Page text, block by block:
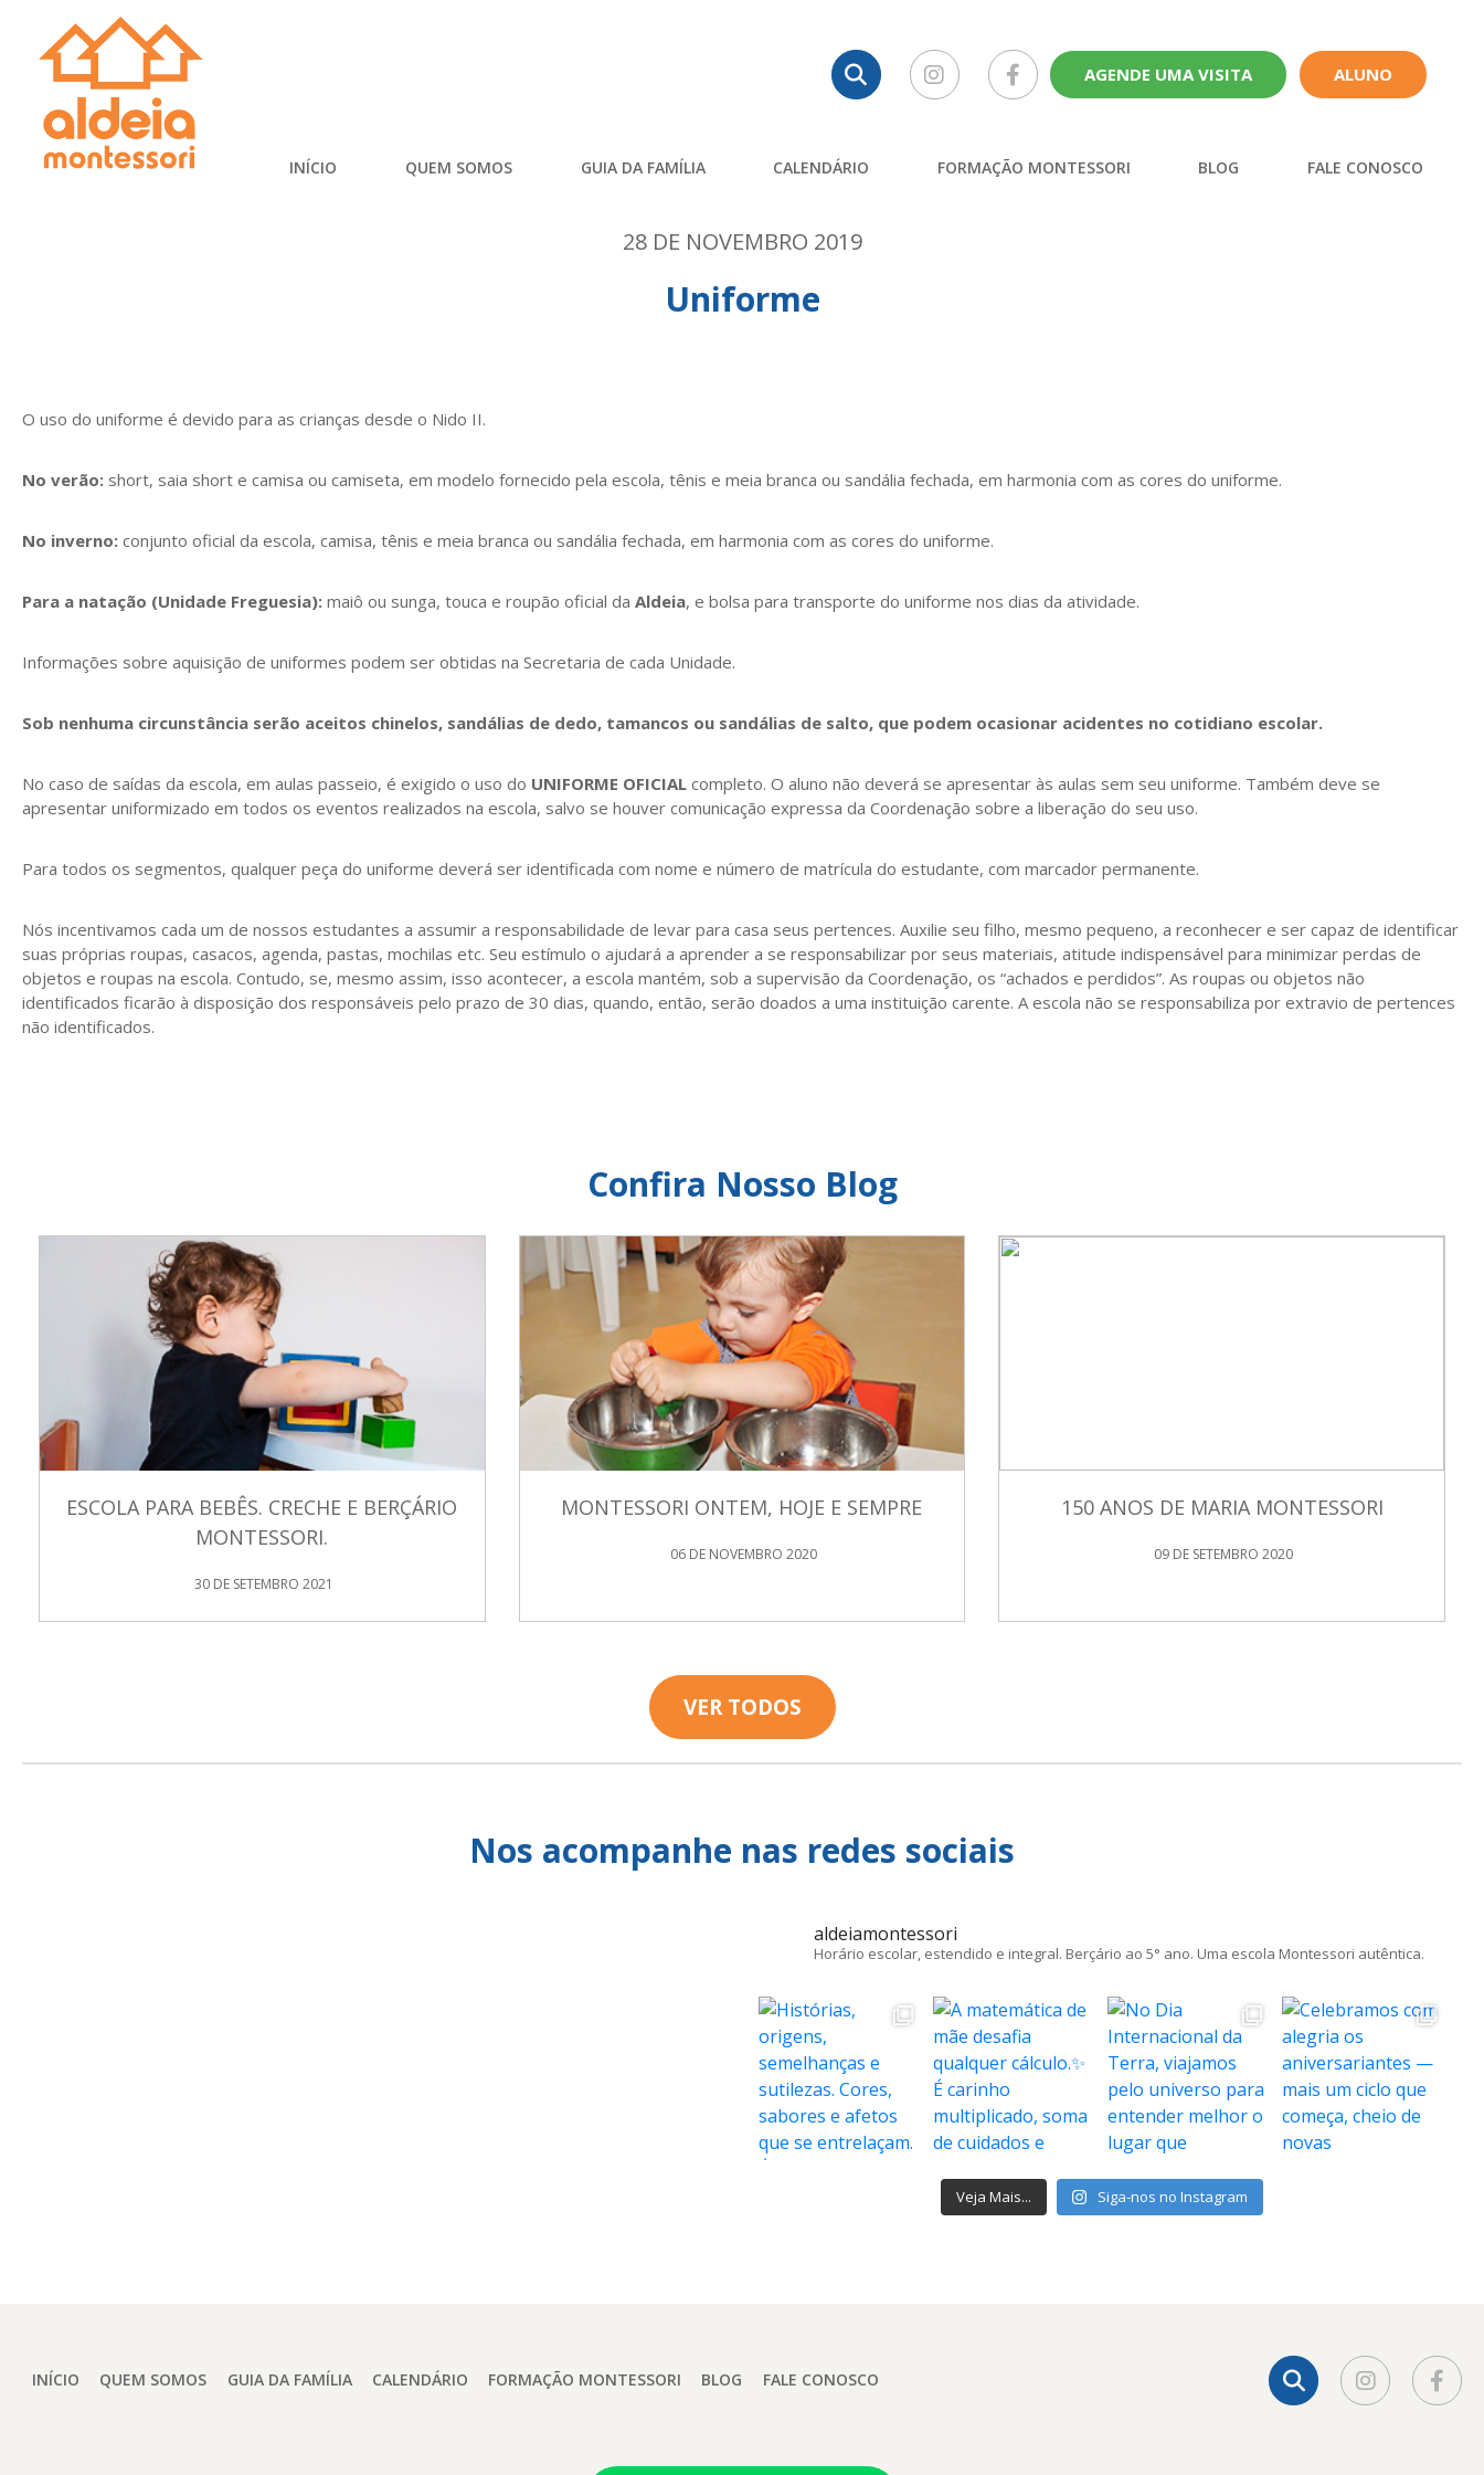
AGENDE UMA VISITA ALUNO
INÍCIO QUEM SOMOS GUIA DA FAMÍLIA CALENDÁRIO FORMAÇÃO MONTESSORI BLOG FALE CONOSCO
28 DE NOVEMBRO 2019
Uniforme
O uso do uniforme é devido para as crianças desde o Nido II.
No verão: short, saia short e camisa ou camiseta, em modelo fornecido pela escola, tênis e meia branca ou sandália fechada, em harmonia com as cores do uniforme.
No inverno: conjunto oficial da escola, camisa, tênis e meia branca ou sandália fechada, em harmonia com as cores do uniforme.
Para a natação (Unidade Freguesia): maiô ou sunga, touca e roupão oficial da Aldeia, e bolsa para transporte do uniforme nos dias da atividade.
Informações sobre aquisição de uniformes podem ser obtidas na Secretaria de cada Unidade.
Sob nenhuma circunstância serão aceitos chinelos, sandálias de dedo, tamancos ou sandálias de salto, que podem ocasionar acidentes no cotidiano escolar.
No caso de saídas da escola, em aulas passeio, é exigido o uso do UNIFORME OFICIAL completo. O aluno não deverá se apresentar às aulas sem seu uniforme. Também deve se
apresentar uniformizado em todos os eventos realizados na escola, salvo se houver comunicação expressa da Coordenação sobre a liberação do seu uso.
Para todos os segmentos, qualquer peça do uniforme deverá ser identificada com nome e número de matrícula do estudante, com marcador permanente.
Nós incentivamos cada um de nossos estudantes a assumir a responsabilidade de levar para casa seus pertences. Auxilie seu filho, mesmo pequeno, a reconhecer e ser capaz de identificar
suas próprias roupas, casacos, agenda, pastas, mochilas etc. Seu estímulo o ajudará a aprender a se responsabilizar por seus materiais, atitude indispensável para minimizar perdas de
objetos e roupas na escola. Contudo, se, mesmo assim, isso acontecer, a escola mantém, sob a supervisão da Coordenação, os “achados e perdidos”. As roupas ou objetos não
identificados ficarão à disposição dos responsáveis pelo prazo de 30 dias, quando, então, serão doados a uma instituição carente. A escola não se responsabiliza por extravio de pertences
não identificados.
Confira Nosso Blog
ESCOLA PARA BEBÊS. CRECHE E BERÇÁRIO
MONTESSORI.
30 DE SETEMBRO 2021
MONTESSORI ONTEM, HOJE E SEMPRE
06 DE NOVEMBRO 2020
150 ANOS DE MARIA MONTESSORI
09 DE SETEMBRO 2020
VER TODOS
Nos acompanhe nas redes sociais
aldeiamontessori
Horário escolar, estendido e integral. Berçário ao 5° ano. Uma escola Montessori autêntica.
Veja Mais... Siga-nos no Instagram
INÍCIO QUEM SOMOS GUIA DA FAMÍLIA CALENDÁRIO FORMAÇÃO MONTESSORI BLOG FALE CONOSCO